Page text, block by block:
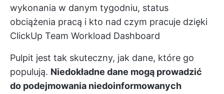
wykonania w danym tygodniu, status
obciążenia pracą i kto nad czym pracuje dzięki
ClickUp Team Workload Dashboard
Pulpit jest tak skuteczny, jak dane, które go
populują. Niedokładne dane mogą prowadzić
do podejmowania niedoinformowanych